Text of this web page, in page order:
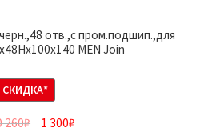
отв.,с пром.подшип.,для
MEN Join
СКИДКА*
260₽ 1 300₽